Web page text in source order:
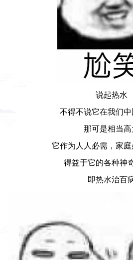
说起热水
不得不说它在我们
那可是相当高
它作为人人必需，家
得益于它的各种神
即热水治百